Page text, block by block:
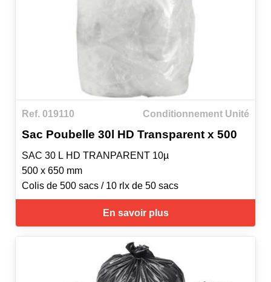
Ref. 019110 Conditionnement Unité
Sac Poubelle 30l HD Transparent x 500
SAC 30 L HD TRANPARENT 10µ
500 x 650 mm
Colis de 500 sacs / 10 rlx de 50 sacs
En savoir plus